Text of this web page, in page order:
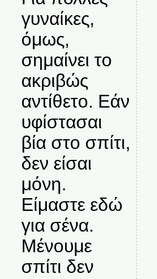
γυναίκες,
όμως,
σημαίνει το
ακριβώς
αντίθετο. Εάν
υφίστασαι
βία στο σπίτι,
δεν είσαι
μόνη.
Είμαστε εδώ
για σένα.
Μένουμε
σπίτι δεν